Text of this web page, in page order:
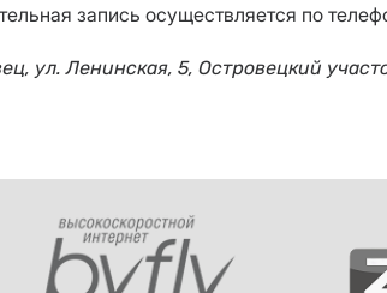
запись осуществляется по
ул. Ленинская, 5, Островецкий